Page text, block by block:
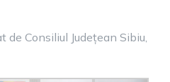
Consiliul Județean Sibiu,